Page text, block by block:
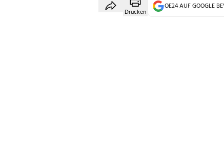
Drucken
OE24 AUF GOOGLE